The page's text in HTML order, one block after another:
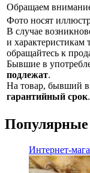
Обращаем
Фото носят
В случае
и характеристикам
обращайтесь к
Бывшие в
подлежат.
На товар, бывший в
гарантийный срок.
Популярные
Интернет-